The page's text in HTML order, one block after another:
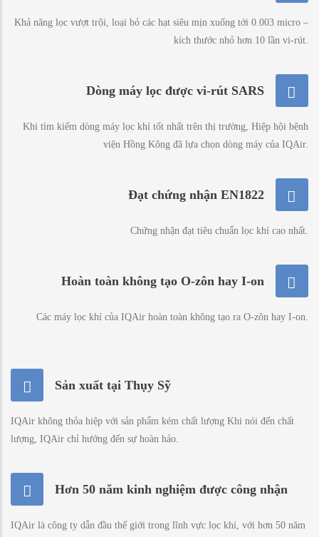
Khả năng lọc vượt trội, loại bỏ các hạt siêu mịn xuống tới 0.003 micro –
kích thước nhỏ hơn 10 lần vi-rút.
Dòng máy lọc được vi-rút SARS
Khi tìm kiếm dòng máy lọc khí tốt nhất trên thị trường, Hiệp hội bệnh
viện Hồng Kông đã lựa chọn dòng máy của IQAir.
Đạt chứng nhận EN1822
Chứng nhận đạt tiêu chuẩn lọc khí cao nhất.
Hoàn toàn không tạo O-zôn hay I-on
Các máy lọc khí của IQAir hoàn toàn không tạo ra O-zôn hay I-on.
Sản xuất tại Thụy Sỹ
IQAir không thỏa hiệp với sản phẩm kém chất lượng Khi nói đến chất
lượng, IQAir chỉ hướng đến sự hoàn hảo.
Hơn 50 năm kinh nghiệm được công nhận
IQAir là công ty dẫn đầu thế giới trong lĩnh vực lọc khí, với hơn 50 năm